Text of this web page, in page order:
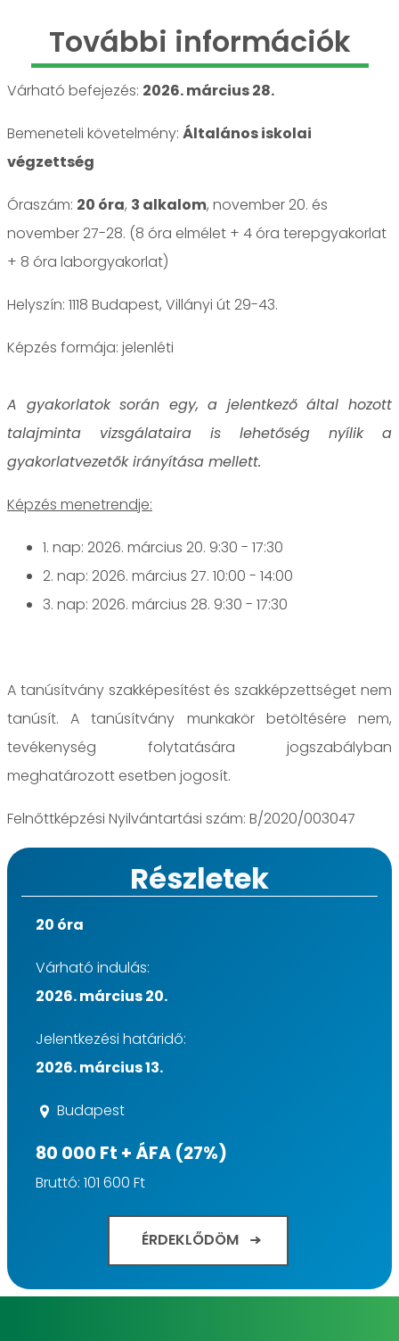
További információk
Várható befejezés: 2026. március 28.
Bemeneteli követelmény: Általános iskolai
végzettség
Óraszám: 20 óra, 3 alkalom, november 20. és
november 27-28. (8 óra elmélet + 4 óra terepgyakorlat
+ 8 óra laborgyakorlat)
Helyszín: 1118 Budapest, Villányi út 29-43.
jelenléti
A gyakorlatok során egy, a jelentkező által hozott
talajminta vizsgálataira is lehetőség nyílik a
gyakorlatvezetők irányítása mellett.
Képzés menetrendje:
1. ‎nap: 2026. március 20. 9:30 - 17:30
2. nap: 2026. március 27. 10:00 - 14:00
3. nap: 2026. március 28. 9:30 - 17:30
A tanúsítvány szakképesítést és szakképzettséget nem
tanúsít. A tanúsítvány munkakör betöltésére nem,
tevékenység folytatására jogszabályban
meghatározott esetben jogosít.
Felnőttképzési Nyilvántartási szám: B/2020/003047
Részletek
20 óra
Várható indulás:
2026. március 20.
Jelentkezési határidő:
2026. március 13.
Budapest
80 000 Ft + ÁFA (27%)
Bruttó: 101 600 Ft
ÉRDEKLŐDÖM